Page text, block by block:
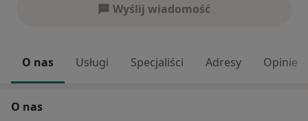
Wyślij wiadomość
O nas Usługi Specjaliści Adresy Opinie
O nas